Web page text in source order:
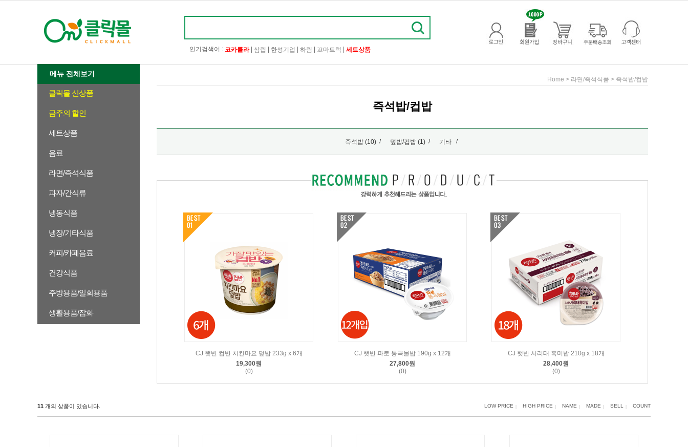
인기검색어 : 코카콜라| 삼립 한성기업 하림 꼬마트럭 세트상품
메뉴 전체보기
클릭몰 신상품
금주의 할인
세트상품
음료
라면/즉석식품
과자/간식류
냉동식품
냉장/기타식품
커피/카페음료
건강식품
주방용품/일회용품
생활용품/잡화
Home > 라면/즉석식품 > 즉석밥/컵밥
즉석밥/컵밥
즉석밥 (10)/ 덮밥/컵밥 (1)/ 기타 /
CJ 햇반 컵반 치킨마요 덮밥 233g x 6개
19,300원
(0)
CJ 햇반 파로 통곡물밥 190g x 12개
27,800원
(0)
CJ 햇반 서리태 흑미밥 210g x 18개
28,400원
(0)
11 개의 상품이 있습니다. LOW PRICE HIGH PRICE NAME MADE SELL COUNT